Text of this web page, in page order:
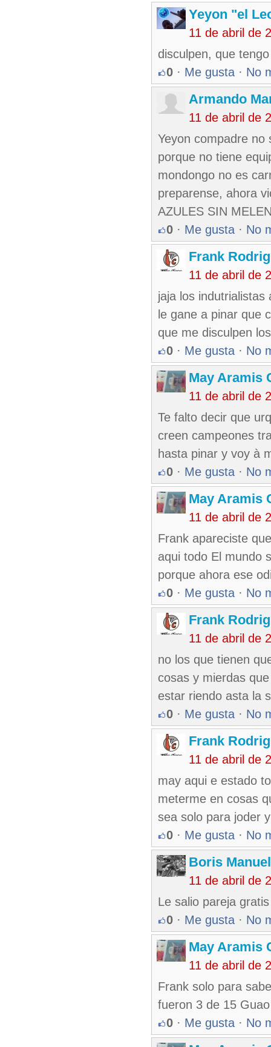
Yeyon "el
11 de abril de
disculpen, que
0 · Me gusta · No
Armando
11 de abril de
Yeyon compadre
porque no tiene
mondongo no es
preparense, ahora
AZULES SIN
0 · Me gusta · No
Frank
11 de abril de
jaja los
le gane a pinar que
que me disculpen
0 · Me gusta · No
May Aramis
11 de abril de
Te falto decir que
creen campeones
hasta pinar y voy à
0 · Me gusta · No
May Aramis
11 de abril de
Frank apareciste
aqui todo El mundo
porque ahora ese
0 · Me gusta · No
Frank
11 de abril de
no los que tienen
cosas y mierdas
estar riendo asta la
0 · Me gusta · No
Frank
11 de abril de
may aqui e estado
meterme en cosas
sea solo para joder
0 · Me gusta · No
Boris
11 de abril de
Le salio pareja
0 · Me gusta · No
May Aramis
11 de abril de
Frank solo para
fueron 3 de 15
0 · Me gusta · No